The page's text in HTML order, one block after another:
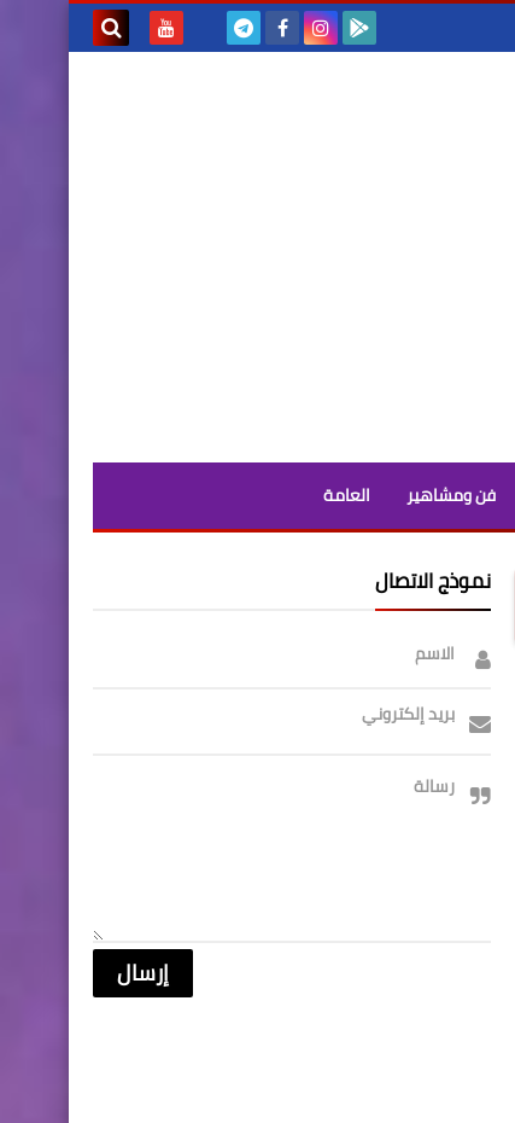
فن ومشاهير العامة
نموذج الاتصال
الاسم
بريد إلكتروني
رسالة